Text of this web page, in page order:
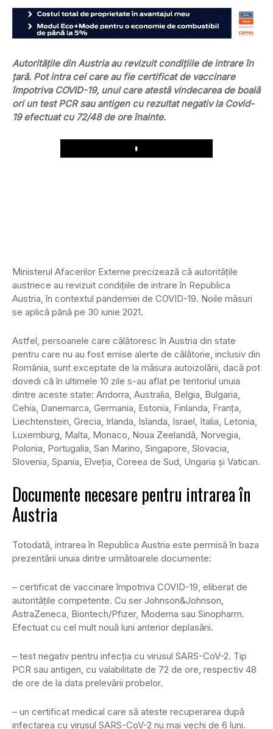
Autoritățile din Austria au revizuit condițiile de intrare în
țară. Pot intra cei care au fie certificat de vaccinare
împotriva COVID-19, unul care atestă vindecarea de boală
ori un test PCR sau antigen cu rezultat negativ la Covid-
19 efectuat cu 72/48 de ore înainte.
Play
Ministerul Afacerilor Externe precizează că autoritățile
austriece au revizuit condițiile de intrare în Republica
Austria, în contextul pandemiei de COVID-19. Noile măsuri
se aplică până pe 30 iunie 2021.
Astfel, persoanele care călătoresc în Austria din state
pentru care nu au fost emise alerte de călătorie, inclusiv din
România, sunt exceptate de la măsura autoizolării, dacă pot
dovedi că în ultimele 10 zile s-au aflat pe teritoriul unuia
dintre aceste state: Andorra, Australia, Belgia, Bulgaria,
Cehia, Danemarca, Germania, Estonia, Finlanda, Franța,
Liechtenstein, Grecia, Irlanda, Islanda, Israel, Italia, Letonia,
Luxemburg, Malta, Monaco, Noua Zeelandă, Norvegia,
Polonia, Portugalia, San Marino, Singapore, Slovacia,
Slovenia, Spania, Elveția, Coreea de Sud, Ungaria și Vatican.
Documente necesare pentru intrarea în
Austria
Totodată, intrarea în Republica Austria este permisă în baza
prezentării unuia dintre următoarele documente:
– certificat de vaccinare împotriva COVID-19, eliberat de
autoritățile competente. Cu ser Johnson&Johnson,
AstraZeneca, Biontech/Pfizer, Moderna sau Sinopharm.
Efectuat cu cel mult nouă luni anterior deplasării.
– test negativ pentru infecția cu virusul SARS-CoV-2. Tip
PCR sau antigen, cu valabilitate de 72 de ore, respectiv 48
de ore de la data prelevării probelor.
– un certificat medical care să ateste recuperarea după
infectarea cu virusul SARS-CoV-2 nu mai vechi de 6 luni.